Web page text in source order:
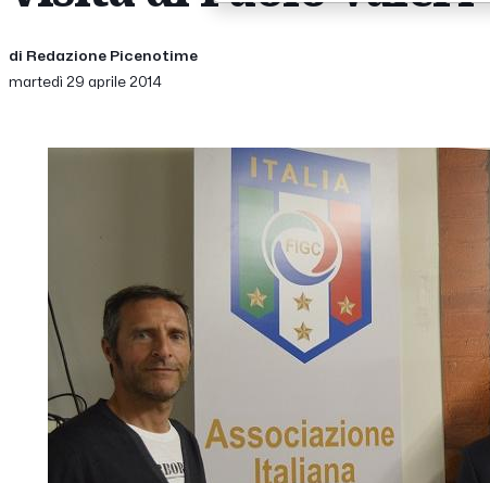
di Redazione Picenotime
martedì 29 aprile 2014